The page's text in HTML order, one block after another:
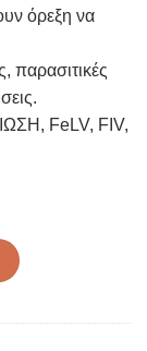
όρεξη να
παρασιτικές
FeLV, FIV,